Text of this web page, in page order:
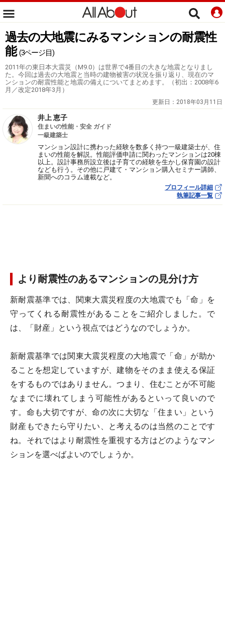
過去の大地震にみるマンションの耐震性
能 (3ページ目)
2011年の東日本大震災（M9.0）は世界で4番目の大きな地震となりまし
た。今回は過去の大地震と当時の建物被害の状況を振り返り、現在のマ
ンションの耐震性能と地震の備えについてまとめます。（初出：2008年6
月／改定2018年3月）
更新日： 2018年03月11日
井上 恵子
住まいの性能・安全 ガイド
一級建築士
マンション設計に携わった経験を数多く持つ一級建築士が、住
まいの性能を解説。性能評価申請に関わったマンションは20棟
以上。設計事務所設立後は子育ての経験を生かし保育園の設計
なども行う。その他に戸建て・マンション購入セミナー講師、
新聞へのコラム連載など。
プロフィール詳細
執筆記事一覧
より耐震性のあるマンションの見分け方
新耐震基準では、関東大震災程度の大地震でも「命」を
守ってくれる耐震性があることをご紹介しました。で
は、「財産」という視点ではどうなのでしょうか。
新耐震基準では関東大震災程度の大地震で「命」が助か
ることを想定していますが、建物をそのまま使える保証
をするものではありません。つまり、住むことが不可能
なまでに壊れてしまう可能性があるといって良いので
す。命も大切ですが、命の次に大切な「住まい」という
財産もできたら守りたい、と考えるのは当然のことです
ね。それではより耐震性を重視する方はどのようなマン
ションを選べばよいのでしょうか。